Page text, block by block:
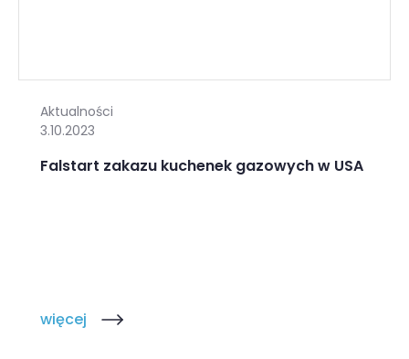
Aktualności
3.10.2023
Falstart zakazu kuchenek gazowych w USA
więcej